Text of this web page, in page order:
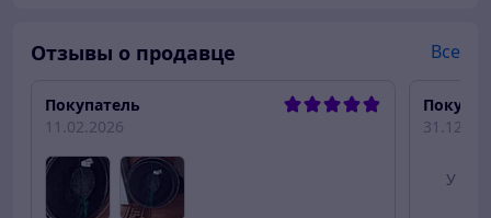
Отзывы о продавце Все
Покупатель
11.02.2026
У